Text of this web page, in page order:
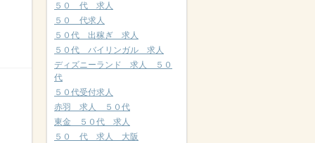
５０ 代 求人
５０ 代求人
５０代 出稼ぎ 求人
５０代 バイリンガル 求人
ディズニーランド 求人 ５０
代
５０代受付求人
赤羽 求人 ５０代
東金 ５０代 求人
５０ 代 求人 大阪